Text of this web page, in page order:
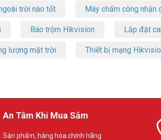
trời nào tốt Máy chấm công nhận
Báo trộm Hikvision Lắp đặt
lượng mặt trời Thiết bị mạng
An Tâm Khi Mua Sắm
Sản phẩm, hàng hóa chính hãng